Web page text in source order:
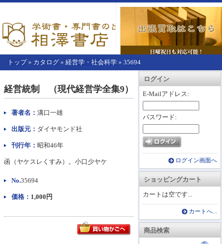
トップ» カタログ » 経営学・社会科学 » 35694
カートを見る
ログイン
E-Mailアドレス:
パスワード:
ログイン画面へ
ショッピングカート
カートは空です...
カートへ...
商品検索
こ
か
本
経営統制 （現代経営学全集9）
著者名： 溝口一雄
出版元： ダイヤモンド社
刊行年： 昭和46年
函（ヤケスレくすみ）。小口少ヤケ
No.35694
価格： 1,000円